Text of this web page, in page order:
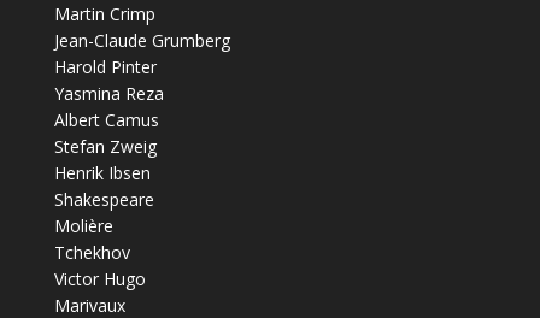
Martin Crimp
Jean-Claude Grumberg
Harold Pinter
Yasmina Reza
Albert Camus
Stefan Zweig
Henrik Ibsen
Shakespeare
Molière
Tchekhov
Victor Hugo
Marivaux